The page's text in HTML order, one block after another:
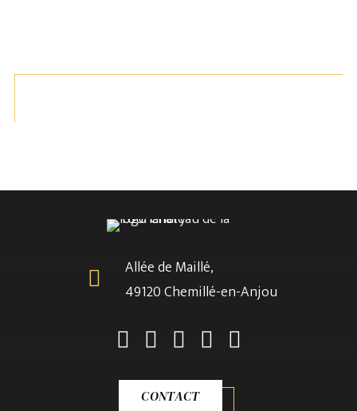
CLUEDO® Géant
Allée de Maillé,
49120 Chemillé-en-Anjou
CONTACT